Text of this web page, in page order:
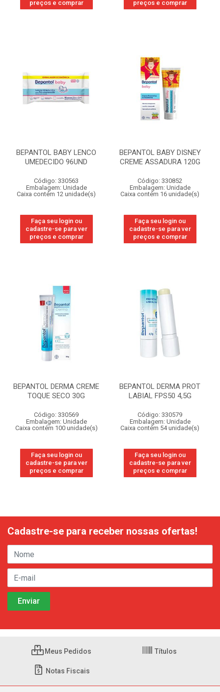
preços e comprar preços e comprar
BEPANTOL BABY LENCO
UMEDECIDO 96UND
Código: 330563
Embalagem: Unidade
Caixa contém 12 unidade(s)
Faça seu login ou
cadastre-se para ver
preços e comprar
BEPANTOL BABY DISNEY
CREME ASSADURA 120G
Código: 330852
Embalagem: Unidade
Caixa contém 16 unidade(s)
Faça seu login ou
cadastre-se para ver
preços e comprar
BEPANTOL DERMA CREME
TOQUE SECO 30G
Código: 330569
Embalagem: Unidade
Caixa contém 100 unidade(s)
Faça seu login ou
cadastre-se para ver
preços e comprar
BEPANTOL DERMA PROT
LABIAL FPS50 4,5G
Código: 330579
Embalagem: Unidade
Caixa contém 54 unidade(s)
Faça seu login ou
cadastre-se para ver
preços e comprar
Cadastre-se para receber nossas ofertas!
Meus Pedidos Títulos
Notas Fiscais